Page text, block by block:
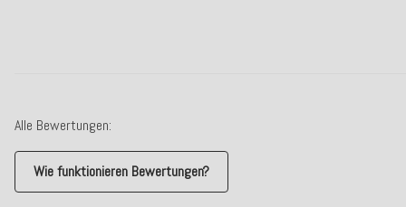
Alle Bewertungen:
Wie funktionieren Bewertungen?